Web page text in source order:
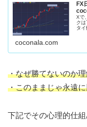
FX
Xで
ク
タ
coconala.com
・なぜ勝てないのか
・このままじゃ永遠
下記でその心理的仕組